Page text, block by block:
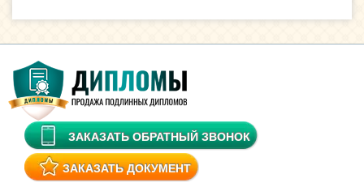
ЗАКАЗАТЬ ОБРАТНЫЙ ЗВОНОК
ЗАКАЗАТЬ ДОКУМЕНТ